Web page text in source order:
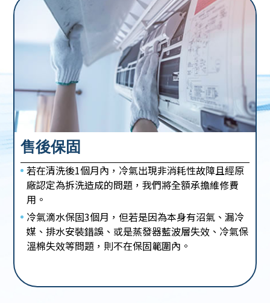
售後保固
若在清洗後1個月內，冷氣出現非消耗性故障且經原
廠認定為拆洗造成的問題，我們將全額承擔維修費
用。
冷氣滴水保固3個月，但若是因為本身有沼氣、漏冷
媒、排水安裝錯誤、或是蒸發器藍波層失效、冷氣保
溫棉失效等問題，則不在保固範圍內。